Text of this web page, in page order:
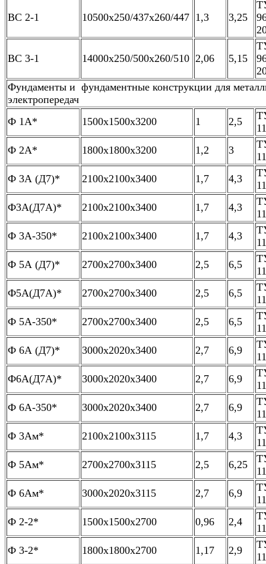
ВС 2-1 10500х250/437х260/447 1,3 3,25
ВС 3-1 14000х250/500х260/510 2,06 5,15
Фундаменты и фундаментные конструкции для
электропередач
Ф 1А*
1500х1500х3200 1 2,5
Ф 2А*
1800х1800х3200 1,2 3
Ф 3А (Д7)*
2100х2100х3400 1,7 4,3
Ф3А(Д7А)*
2100х2100х3400 1,7 4,3
Ф 3А-350*
2100х2100х3400 1,7 4,3
Ф 5А (Д7)*
2700х2700х3400 2,5 6,5
Ф5А(Д7А)*
2700х2700х3400 2,5 6,5
Ф 5А-350*
2700х2700х3400 2,5 6,5
Ф 6А (Д7)*
3000х2020х3400 2,7 6,9
Ф6А(Д7А)*
3000х2020х3400 2,7 6,9
Ф 6А-350*
3000х2020х3400 2,7 6,9
Ф 3Ам*
2100х2100х3115 1,7 4,3
Ф 5Ам*
2700х2700х3115 2,5 6,25
Ф 6Ам*
3000х2020х3115 2,7 6,9
Ф 2-2*
1500х1500х2700 0,96 2,4
Ф 3-2*
1800х1800х2700 1,17 2,9